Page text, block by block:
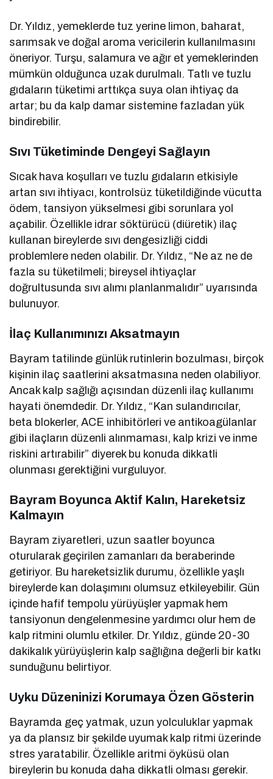
Dr. Yıldız, yemeklerde tuz yerine limon, baharat,
sarımsak ve doğal aroma vericilerin kullanılmasını
öneriyor. Turşu, salamura ve ağır et yemeklerinden
mümkün olduğunca uzak durulmalı. Tatlı ve tuzlu
gıdaların tüketimi arttıkça suya olan ihtiyaç da
artar; bu da kalp damar sistemine fazladan yük
bindirebilir.
Sıvı Tüketiminde Dengeyi Sağlayın
Sıcak hava koşulları ve tuzlu gıdaların etkisiyle
artan sıvı ihtiyacı, kontrolsüz tüketildiğinde vücutta
ödem, tansiyon yükselmesi gibi sorunlara yol
açabilir. Özellikle idrar söktürücü (diüretik) ilaç
kullanan bireylerde sıvı dengesizliği ciddi
problemlere neden olabilir. Dr. Yıldız, “Ne az ne de
fazla su tüketilmeli; bireysel ihtiyaçlar
doğrultusunda sıvı alımı planlanmalıdır” uyarısında
bulunuyor.
İlaç Kullanımınızı Aksatmayın
Bayram tatilinde günlük rutinlerin bozulması, birçok
kişinin ilaç saatlerini aksatmasına neden olabiliyor.
Ancak kalp sağlığı açısından düzenli ilaç kullanımı
hayati önemdedir. Dr. Yıldız, “Kan sulandırıcılar,
beta blokerler, ACE inhibitörleri ve antikoagülanlar
gibi ilaçların düzenli alınmaması, kalp krizi ve inme
riskini artırabilir” diyerek bu konuda dikkatli
olunması gerektiğini vurguluyor.
Bayram Boyunca Aktif Kalın, Hareketsiz
Kalmayın
Bayram ziyaretleri, uzun saatler boyunca
oturularak geçirilen zamanları da beraberinde
getiriyor. Bu hareketsizlik durumu, özellikle yaşlı
bireylerde kan dolaşımını olumsuz etkileyebilir. Gün
içinde hafif tempolu yürüyüşler yapmak hem
tansiyonun dengelenmesine yardımcı olur hem de
kalp ritmini olumlu etkiler. Dr. Yıldız, günde 20-30
dakikalık yürüyüşlerin kalp sağlığına değerli bir katkı
sunduğunu belirtiyor.
Uyku Düzeninizi Korumaya Özen Gösterin
Bayramda geç yatmak, uzun yolculuklar yapmak
ya da plansız bir şekilde uyumak kalp ritmi üzerinde
stres yaratabilir. Özellikle aritmi öyküsü olan
bireylerin bu konuda daha dikkatli olması gerekir.